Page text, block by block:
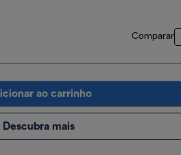
Comparar
ao carrinho
Descubra mais